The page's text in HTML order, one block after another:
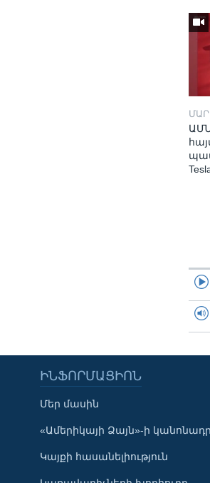
Learning English
ՀԵՏԵՒԵՔ ՄԵԶ
ԻՆՖՈՐՄԱՑԻՈՆ
Մեր մասին
«Ամերիկայի Ձայն»-ի
Կայքի հասանելիություն